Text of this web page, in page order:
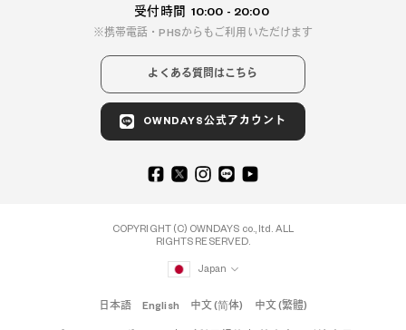
受付時間 10:00 - 20:00
携帯電話・PHSからもご利用いただけます
よくある質問はこちら
OWNDAYS公式アカウント
COPYRIGHT (C) OWNDAYS co., ltd. ALL
RIGHTS RESERVED.
Japan
日本語 English 中文 (简体) 中文 (繁體)